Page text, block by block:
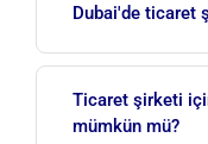
Dubai'de ticaret
şirketleri
kurulabilir.
Ticaret şirketi
mümkün mü?